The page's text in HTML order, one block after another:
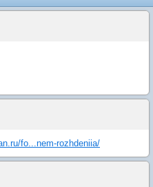
fo...nem-rozhdeniia/